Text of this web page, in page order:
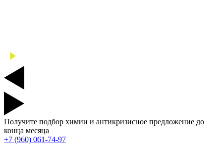
Получите подбор химии и антикризисное предложение до
конца месяца
+7 (960) 061-74-97